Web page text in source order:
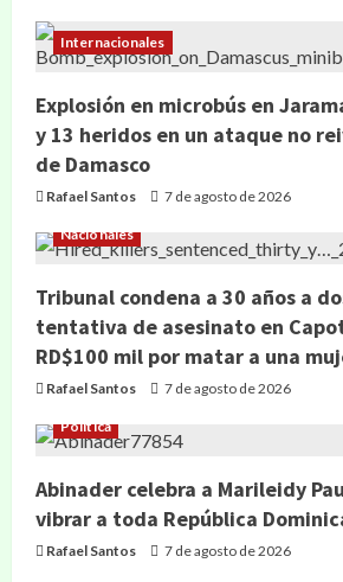
Internacionales
Explosión en microbús en
y 13 heridos en un ataque no
de Damasco
Rafael Santos 7 de agosto de 2026
Nacionales
Tribunal condena a 30 años a
tentativa de asesinato en
RD$100 mil por matar a una
Rafael Santos 7 de agosto de 2026
Política
Abinader celebra a Marileidy
vibrar a toda República
Rafael Santos 7 de agosto de 2026